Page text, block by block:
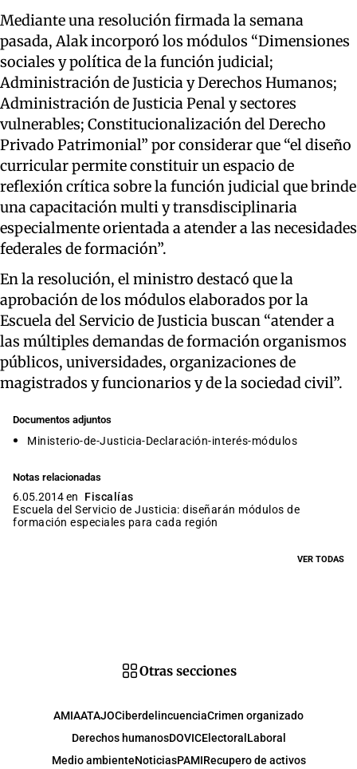
Mediante una resolución firmada la semana
pasada, Alak incorporó los módulos “Dimensiones
sociales y política de la función judicial;
Administración de Justicia y Derechos Humanos;
Administración de Justicia Penal y sectores
vulnerables; Constitucionalización del Derecho
Privado Patrimonial” por considerar que “el diseño
curricular permite constituir un espacio de
reflexión crítica sobre la función judicial que brinde
una capacitación multi y transdisciplinaria
especialmente orientada a atender a las necesidades
federales de formación”.
En la resolución, el ministro destacó que la
aprobación de los módulos elaborados por la
Escuela del Servicio de Justicia buscan “atender a
las múltiples demandas de formación organismos
públicos, universidades, organizaciones de
magistrados y funcionarios y de la sociedad civil”.
Documentos adjuntos
Ministerio-de-Justicia-Declaración-interés-módulos
Notas relacionadas
6.05.2014 en
Fiscalías
Escuela del Servicio de Justicia: diseñarán módulos de
formación especiales para cada región
VER TODAS
Otras secciones
AMIAATAJOCiberdelincuenciaCrimen organizado
Derechos humanosDOVICElectoral Laboral
Medio ambienteNoticiasPAMIRecupero de activos